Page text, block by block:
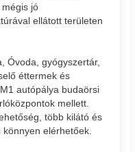
jó
ellátott területen
Óvoda, gyógyszertár,
éttermek és
autópálya budaörsi
mellett.
több kilátó és
elérhetőek.